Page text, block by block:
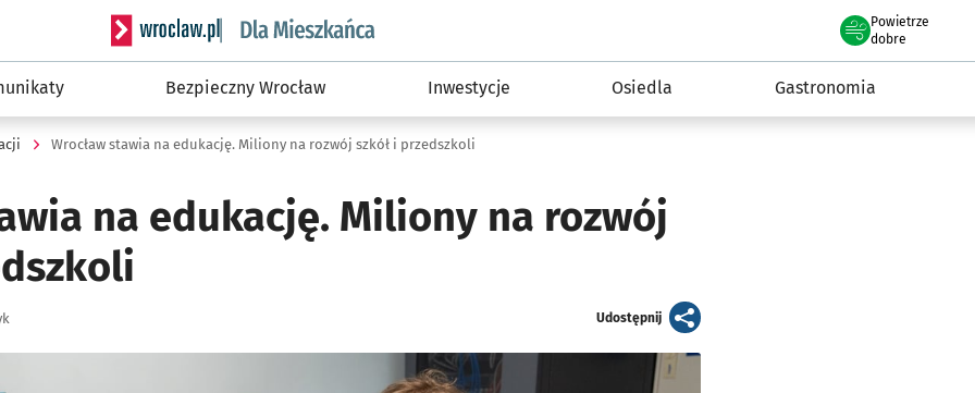
Serwis informacyjny wroclaw.pl podserwis: Dla mieszkańca
Powietrze
we Wrocławiu
dobre
Bezpieczny Wrocław Inwestycje Osiedla Gastronomia
Wrocław stawia na edukację. Miliony na rozwój szkół i przedszkoli
na edukację. Miliony na rozwój
Udostępnijartykuł